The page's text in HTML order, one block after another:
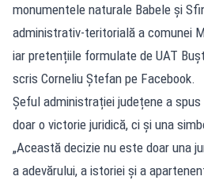
monumentele naturale Babele și
administrativ-teritorială a comunei
iar pretențiile formulate de UAT
scris Corneliu Ștefan pe Facebook.
Șeful administrației județene a
doar o victorie juridică, ci și una
„Această decizie nu este doar una
a adevărului, a istoriei și a